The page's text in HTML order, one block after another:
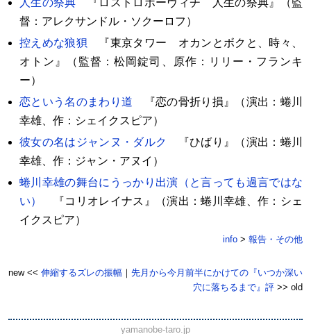
人生の祭典 『ロストロポーヴィチ 人生の祭典』（監
督：アレクサンドル・ソクーロフ）
控えめな狼狽 『東京タワー オカンとボクと、時々、
オトン』（監督：松岡錠司、原作：リリー・フランキ
ー）
恋という名のまわり道 『恋の骨折り損』（演出：蜷川
幸雄、作：シェイクスピア）
彼女の名はジャンヌ・ダルク
『ひばり』（演出：蜷川
幸雄、作：ジャン・アヌイ）
蜷川幸雄の舞台にうっかり出演（と言っても過言ではな
い）
『コリオレイナス』（演出：蜷川幸雄、作：シェ
イクスピア）
info > 報告・その他
new << 伸縮するズレの振幅 ｜ 先月から今月前半にかけての『いつか深い
穴に落ちるまで』評 >> old
yamanobe-taro.jp